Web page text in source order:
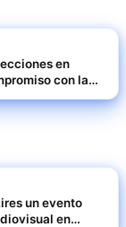
en
con la
un evento
en